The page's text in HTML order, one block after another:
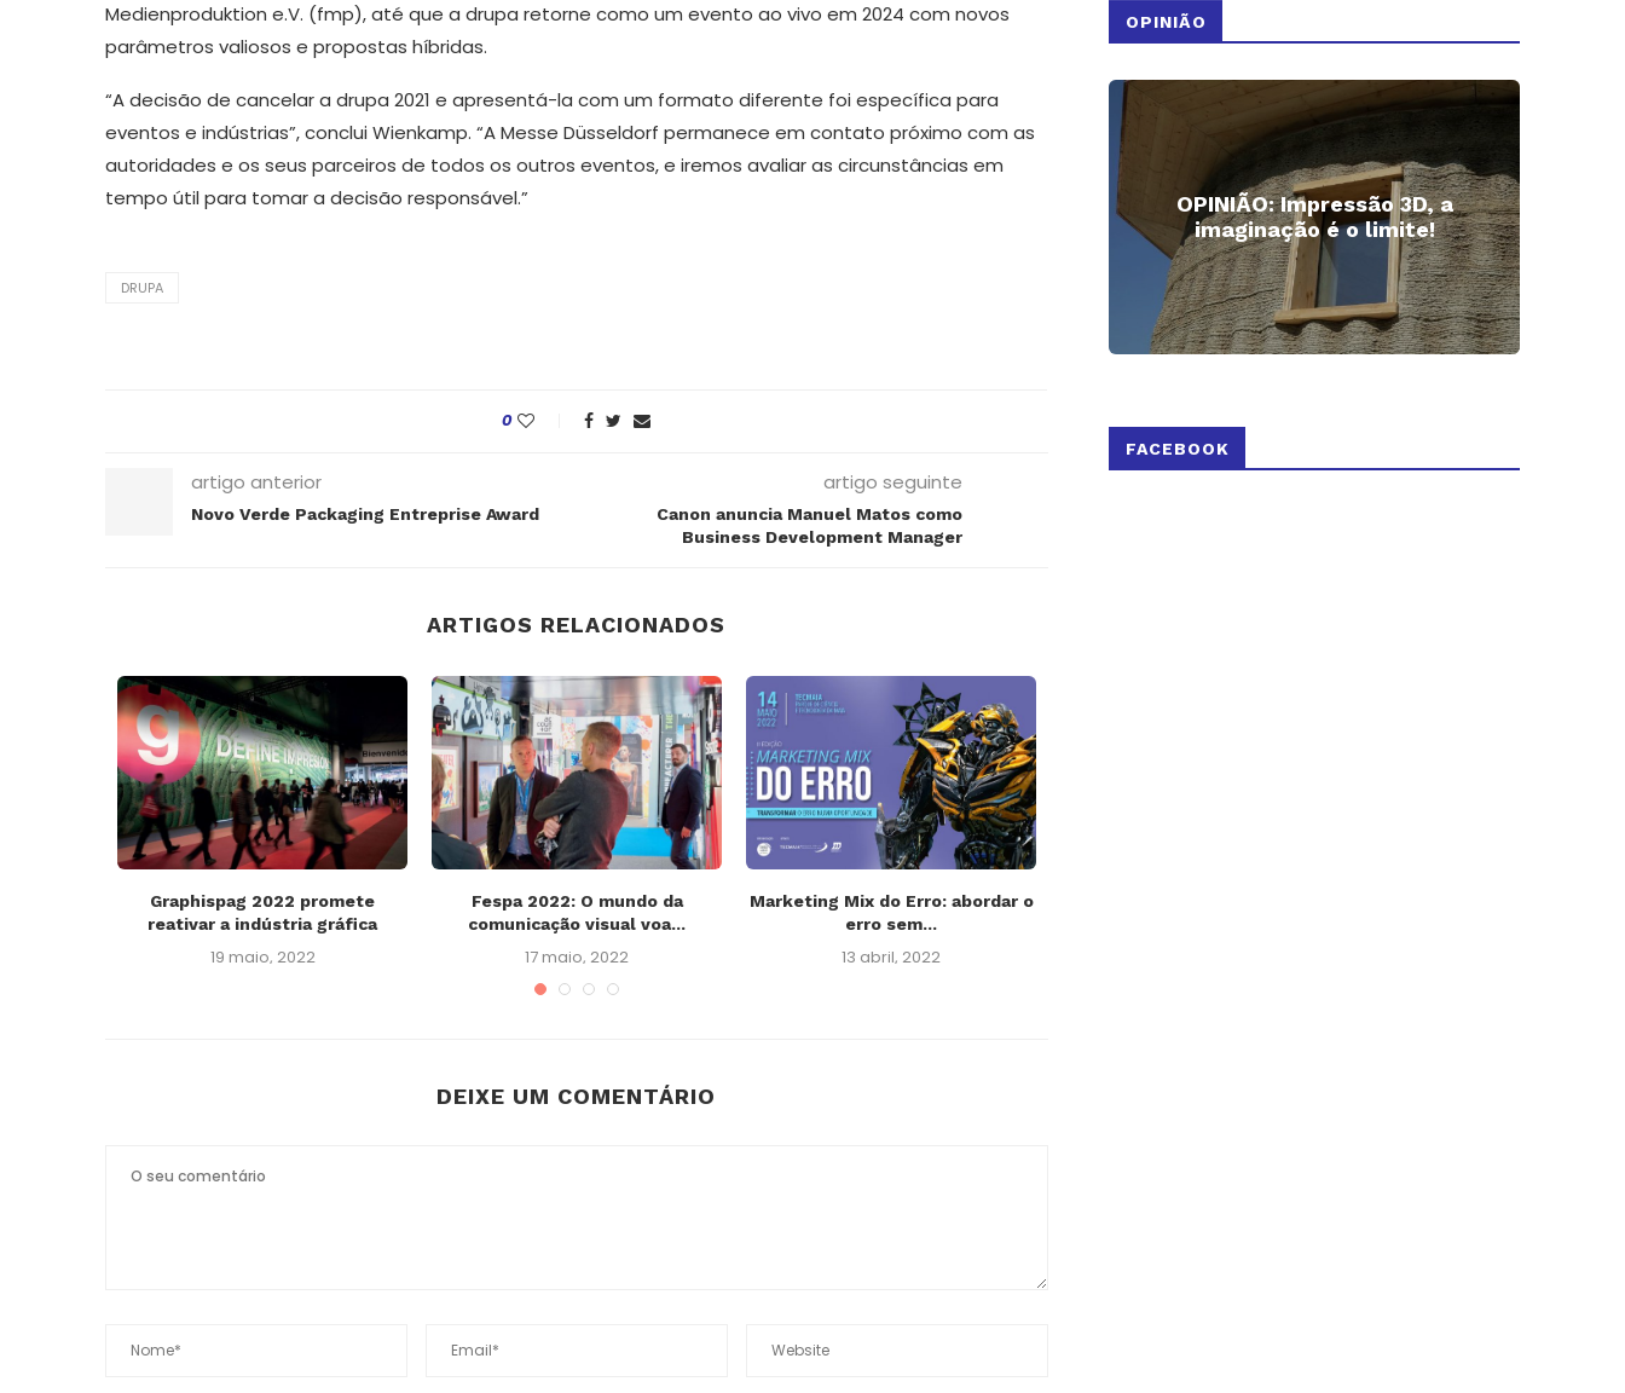
Medienproduktion e.V. (fmp), até que a drupa retorne como um evento ao vivo em 2024 com novos
parâmetros valiosos e propostas híbridas.
“A decisão de cancelar a drupa 2021 e apresentá-la com um formato diferente foi específica para
eventos e indústrias”, conclui Wienkamp. “A Messe Düsseldorf permanece em contato próximo com as
autoridades e os seus parceiros de todos os outros eventos, e iremos avaliar as circunstâncias em
tempo útil para tomar a decisão responsável.”
DRUPA
0
artigo anterior
Novo Verde Packaging Entreprise Award
artigo seguinte
Canon anuncia Manuel Matos como
Business Development Manager
ARTIGOS RELACIONADOS
Graphispag 2022 promete
reativar a indústria gráfica
19 maio, 2022
Fespa 2022: O mundo da
comunicação visual voa...
17 maio, 2022
Marketing Mix do Erro: abordar o
erro sem...
13 abril, 2022
DEIXE UM COMENTÁRIO
OPINIÃO
Adaptação
OPINIÃO: Impressão 3D, a
imaginação é o limite!
FACEBOOK